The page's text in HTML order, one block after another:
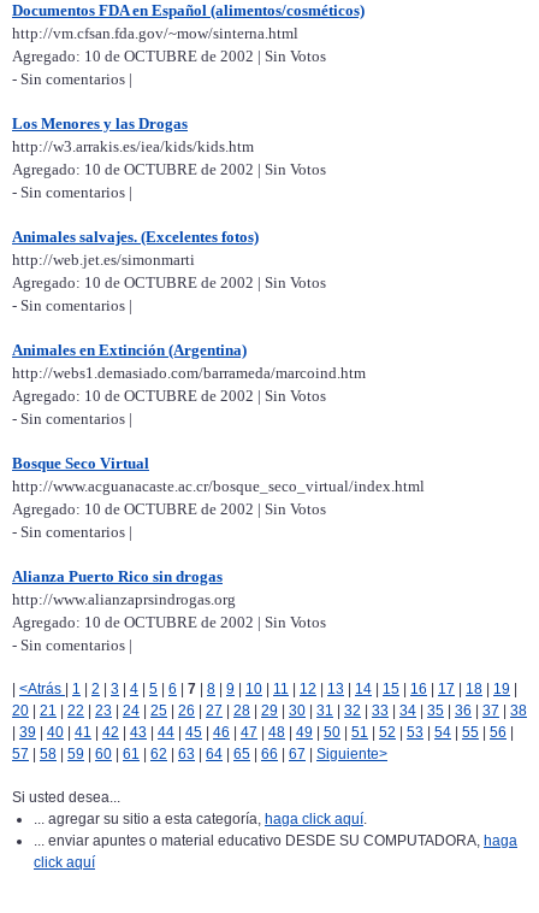
Documentos FDA en Español (alimentos/cosméticos)
http://vm.cfsan.fda.gov/~mow/sinterna.html
Agregado: 10 de OCTUBRE de 2002 | Sin Votos
- Sin comentarios |
Los Menores y las Drogas
http://w3.arrakis.es/iea/kids/kids.htm
Agregado: 10 de OCTUBRE de 2002 | Sin Votos
- Sin comentarios |
Animales salvajes. (Excelentes fotos)
http://web.jet.es/simonmarti
Agregado: 10 de OCTUBRE de 2002 | Sin Votos
- Sin comentarios |
Animales en Extinción (Argentina)
http://webs1.demasiado.com/barrameda/marcoind.htm
Agregado: 10 de OCTUBRE de 2002 | Sin Votos
- Sin comentarios |
Bosque Seco Virtual
http://www.acguanacaste.ac.cr/bosque_seco_virtual/index.html
Agregado: 10 de OCTUBRE de 2002 | Sin Votos
- Sin comentarios |
Alianza Puerto Rico sin drogas
http://www.alianzaprsindrogas.org
Agregado: 10 de OCTUBRE de 2002 | Sin Votos
- Sin comentarios |
<Atrás 1 2 3 4 5 6 7 8 9 10 11 12 13 14 15 16 17 18 19
20
21 22 23 24 25 26 27 28 29 30 31 32 33 34 35 36 37
38
39 40 41 42 43 44 45 46 47 48 49 50 51 52 53 54 55 56
57
58 59 60 61 62 63 64 65 66 67 Siguiente>
Si usted desea...
... agregar su sitio a esta categoría, haga click aquí.
... enviar apuntes o material educativo DESDE SU COMPUTADORA, haga
click aquí